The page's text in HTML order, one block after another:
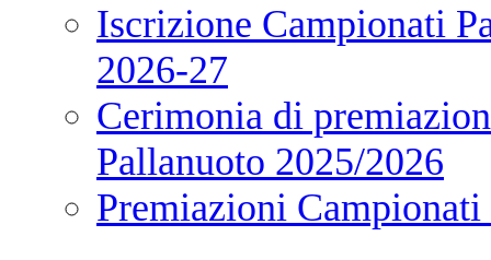
Iscrizione Campionati
2026-27
Cerimonia di
Pallanuoto 2025/2026
Premiazioni